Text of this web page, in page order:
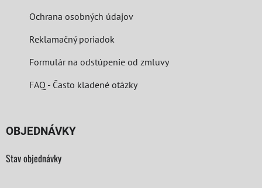
Ochrana osobných údajov
Reklamačný poriadok
Formulár na odstúpenie od zmluvy
FAQ - Často kladené otázky
OBJEDNÁVKY
Stav objednávky